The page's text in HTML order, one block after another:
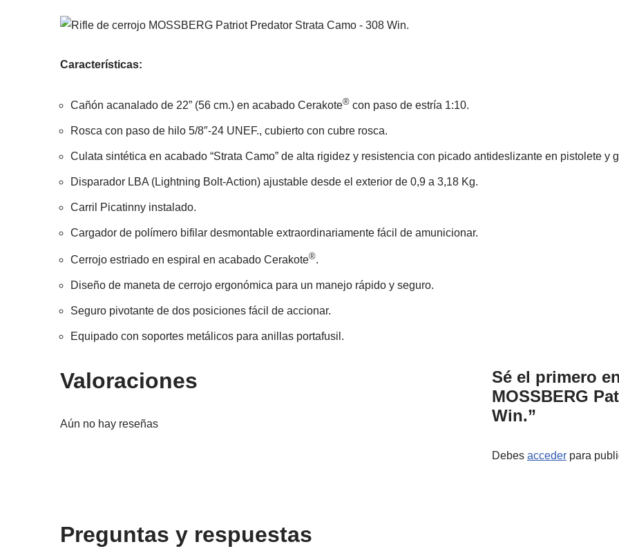
Características:
Cañón acanalado de 22” (56 cm.) en acabado Cerakote® con paso de estría 1:10.
Rosca con paso de hilo 5/8″-24 UNEF., cubierto con cubre rosca.
Culata sintética en acabado “Strata Camo” de alta rigidez y resistencia con picado antideslizante en pistolete y
Disparador LBA (Lightning Bolt-Action) ajustable desde el exterior de 0,9 a 3,18 Kg.
Carril Picatinny instalado.
Cargador de polímero bifilar desmontable extraordinariamente fácil de amunicionar.
Cerrojo estriado en espiral en acabado Cerakote®.
Diseño de maneta de cerrojo ergonómica para un manejo rápido y seguro.
Seguro pivotante de dos posiciones fácil de accionar.
Equipado con soportes metálicos para anillas portafusil.
Valoraciones
Aún no hay reseñas
Sé el primero
MOSSBERG
Win.”
Debes acceder para
Preguntas y respuestas